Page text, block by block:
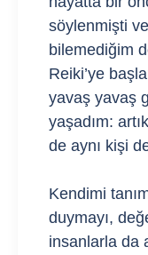
söylenmişti
bilemediğim
Reiki’ye
yavaş yavaş
yaşadım:
de aynı kişi
Kendimi
duymayı,
insanlarla da